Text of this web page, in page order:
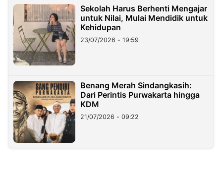
Sekolah Harus Berhenti Mengajar
untuk Nilai, Mulai Mendidik untuk
Kehidupan
23/07/2026 - 19:59
Benang Merah Sindangkasih:
Dari Perintis Purwakarta hingga
KDM
21/07/2026 - 09:22